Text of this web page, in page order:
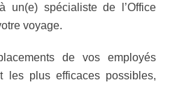
un(e) spécialiste de l’Office
voyage.
de vos employés
les plus efficaces possibles,